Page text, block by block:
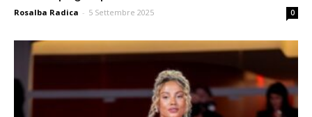
Rosalba Radica - 5 Settembre 2025 0